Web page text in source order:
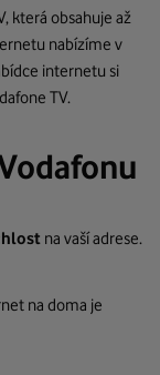
která obsahuje až
nabízíme v
internetu si
TV.
na vaší adrese.
na doma je